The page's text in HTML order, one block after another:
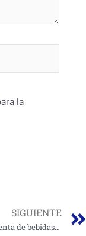
la
SIGUIENTE
Concejal Liberal busca regular venta de bebidas azucaradas en colegios